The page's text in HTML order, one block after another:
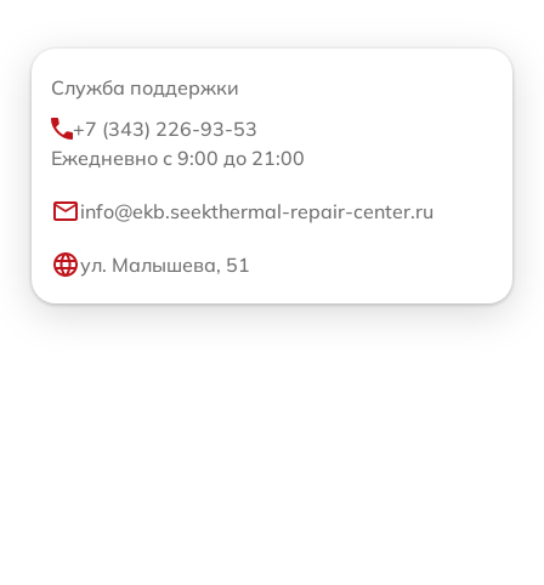
Служба поддержки
+7 (343) 226-93-53
Ежедневно с 9:00 до 21:00
info@ekb.seekthermal-repair-center.ru
ул. Малышева, 51